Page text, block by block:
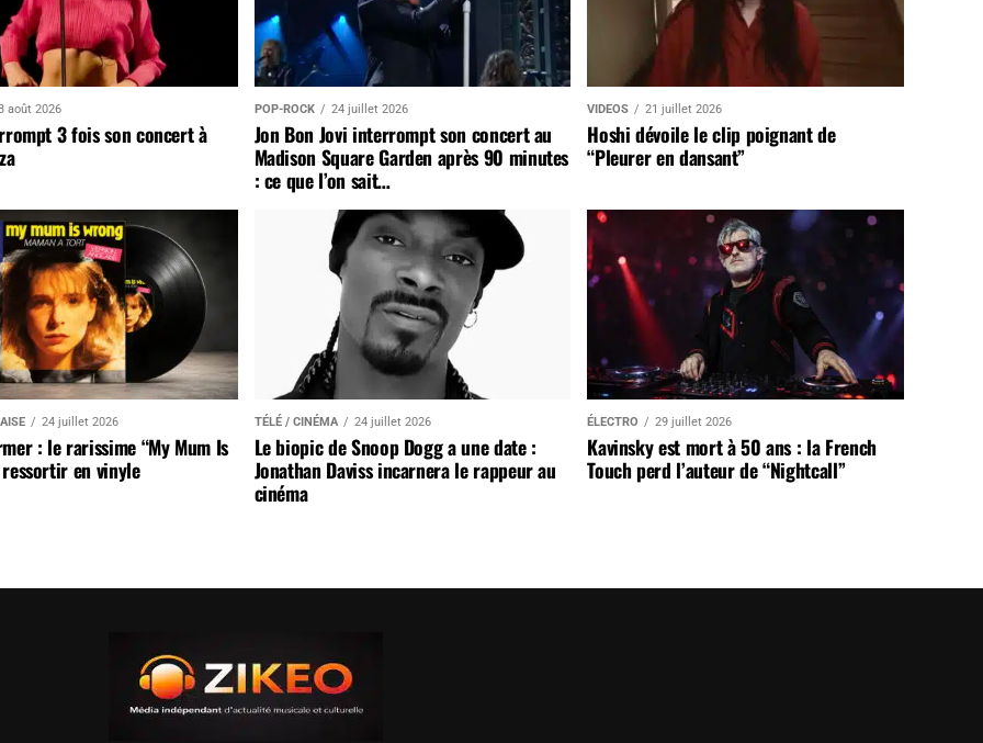
août 2026
3 fois son concert à
POP-ROCK 24 juillet 2026
Jon Bon Jovi interrompt son concert au
Madison Square Garden après 90 minutes
: ce que l’on sait…
VIDEOS 21 juillet 2026
Hoshi dévoile le clip poignant de
“Pleurer en dansant”
24 juillet 2026
: le rarissime “My Mum Is
ressortir en vinyle
TÉLÉ / CINÉMA 24 juillet 2026
Le biopic de Snoop Dogg a une date :
Jonathan Daviss incarnera le rappeur au
cinéma
ÉLECTRO 29 juillet 2026
Kavinsky est mort à 50 ans : la French
Touch perd l’auteur de “Nightcall”